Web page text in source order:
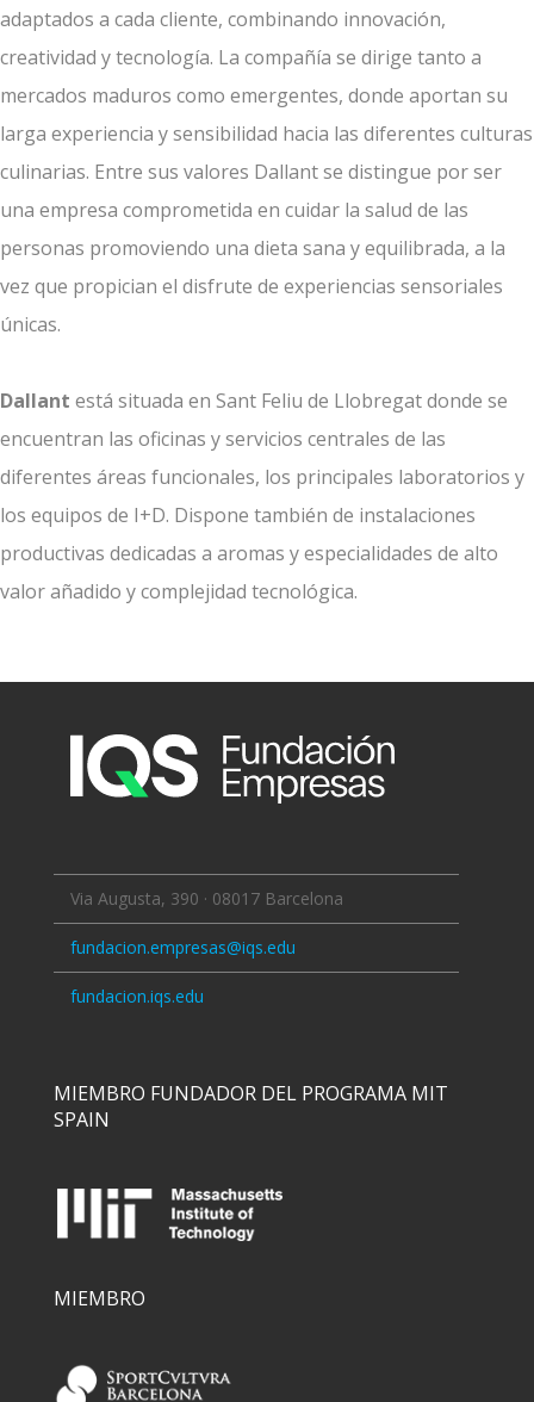
adaptados a cada cliente, combinando innovación,
creatividad y tecnología. La compañía se dirige tanto a
mercados maduros como emergentes, donde aportan su
larga experiencia y sensibilidad hacia las diferentes culturas
culinarias. Entre sus valores Dallant se distingue por ser
una empresa comprometida en cuidar la salud de las
personas promoviendo una dieta sana y equilibrada, a la
vez que propician el disfrute de experiencias sensoriales
únicas.
Dallant está situada en Sant Feliu de Llobregat donde se
encuentran las oficinas y servicios centrales de las
diferentes áreas funcionales, los principales laboratorios y
los equipos de I+D. Dispone también de instalaciones
productivas dedicadas a aromas y especialidades de alto
valor añadido y complejidad tecnológica.
Via Augusta, 390 · 08017 Barcelona
fundacion.empresas@iqs.edu
fundacion.iqs.edu
MIEMBRO FUNDADOR DEL PROGRAMA MIT
SPAIN
MIEMBRO